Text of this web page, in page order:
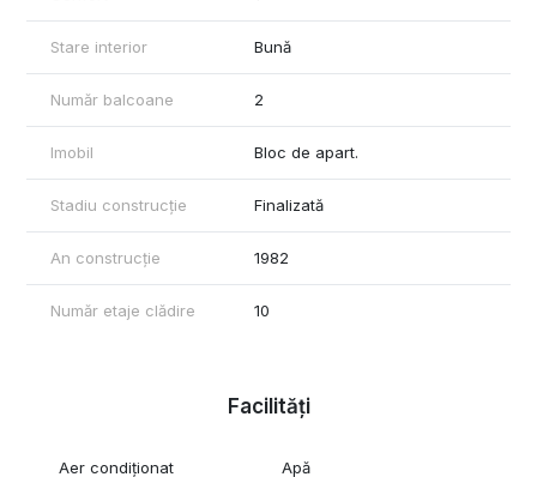
Stare interior Bună
Număr balcoane 2
Imobil Bloc de apart.
Stadiu construcție Finalizată
An construcție 1982
Număr etaje clădire 10
Facilități
Aer condiționat Apă